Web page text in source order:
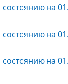
на
на
на